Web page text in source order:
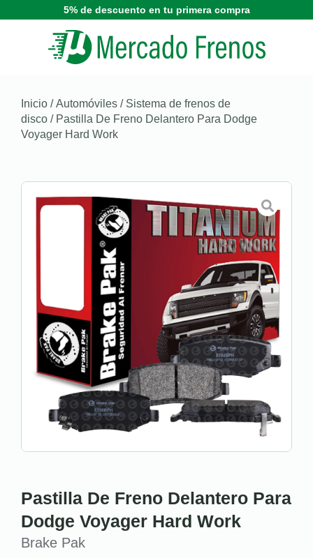
5% de descuento en tu primera compra
Inicio /Automóviles / Sistema de frenos de
disco / Pastilla De Freno Delantero Para Dodge
Voyager Hard Work
Pastilla De Freno Delantero Para
Dodge Voyager Hard Work
Brake Pak